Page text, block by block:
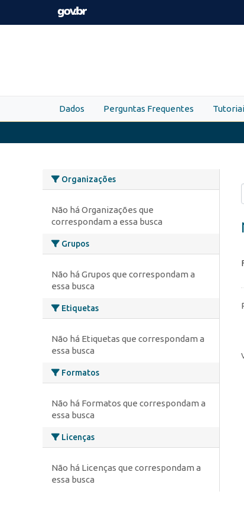
Skip to main content
Dados Perguntas Frequentes
Organizações
Não há Organizações que
correspondam a essa busca
Grupos
Não há Grupos que correspondam a
essa busca
Etiquetas
Não há Etiquetas que correspondam a
essa busca
Formatos
Não há Formatos que correspondam a
essa busca
Licenças
Não há Licenças que correspondam a
essa busca